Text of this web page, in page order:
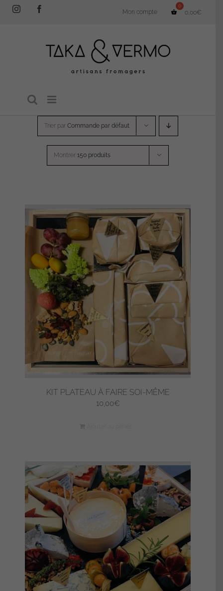
PasserInstagram Mon compte 0,00€
Trier par Commande par défaut
Montrer 150 produits
KIT PLATEAU À FAIRE SOI-MÊME
10,00€